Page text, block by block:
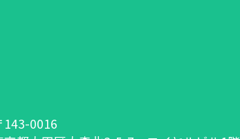
143-0016